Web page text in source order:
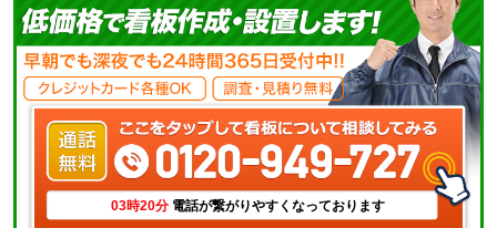
03時20分 電話が繋がりやすくなっております